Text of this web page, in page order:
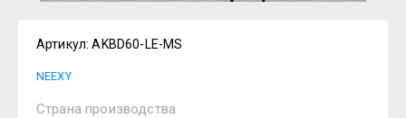
Артикул: AKBD60-LE-MS
NEEXY
Страна производства